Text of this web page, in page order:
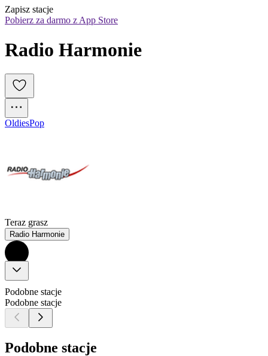
Zapisz stacje
Pobierz za darmo z App Store
Radio Harmonie
OldiesPop
Teraz grasz
Radio Harmonie
Podobne stacje
Podobne stacje
Podobne stacje